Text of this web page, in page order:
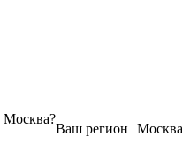
Москва
Ваш регион
Москва?